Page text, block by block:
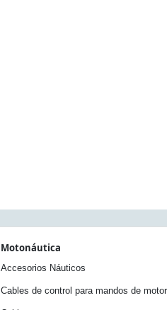
Motonáutica
Accesorios Náuticos
Cables de control para mandos de motor